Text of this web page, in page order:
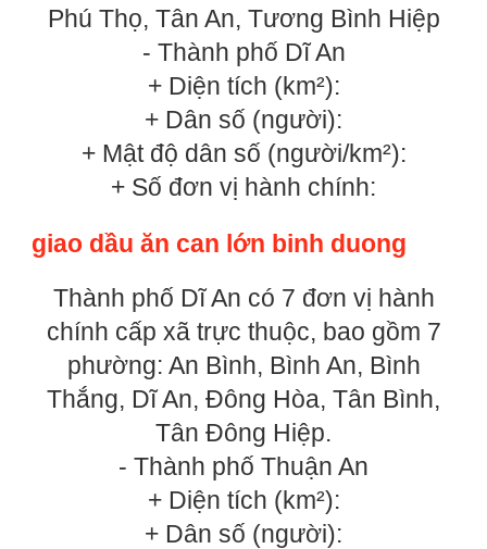
Phú Thọ, Tân An, Tương Bình Hiệp
- Thành phố Dĩ An
+ Diện tích (km²):
+ Dân số (người):
+ Mật độ dân số (người/km²):
+ Số đơn vị hành chính:
giao dầu ăn can lớn binh duong
Thành phố Dĩ An có 7 đơn vị hành
chính cấp xã trực thuộc, bao gồm 7
phường: An Bình, Bình An, Bình
Thắng, Dĩ An, Đông Hòa, Tân Bình,
Tân Đông Hiệp.
- Thành phố Thuận An
+ Diện tích (km²):
+ Dân số (người):